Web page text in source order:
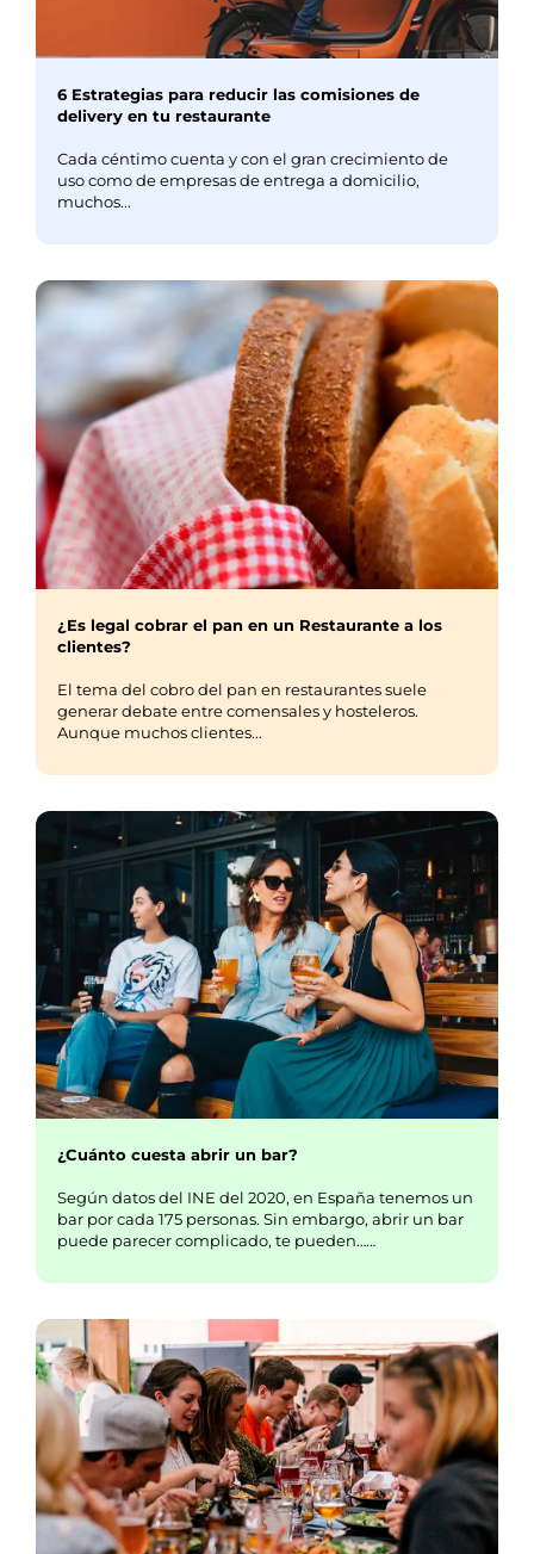
6 Estrategias para reducir las comisiones de
delivery en tu restaurante
Cada céntimo cuenta y con el gran crecimiento de
uso como de empresas de entrega a domicilio,
muchos...
¿Es legal cobrar el pan en un Restaurante a los
clientes?
El tema del cobro del pan en restaurantes suele
generar debate entre comensales y hosteleros.
Aunque muchos clientes...
¿Cuánto cuesta abrir un bar?
Según datos del INE del 2020, en España tenemos un
bar por cada 175 personas. Sin embargo, abrir un bar
puede parecer complicado, te pueden……